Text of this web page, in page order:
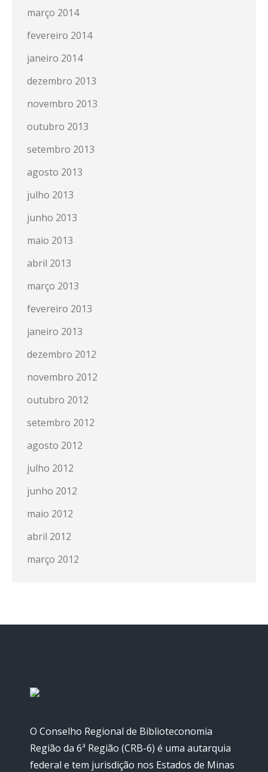
março 2014
fevereiro 2014
janeiro 2014
dezembro 2013
novembro 2013
outubro 2013
setembro 2013
agosto 2013
julho 2013
junho 2013
maio 2013
abril 2013
março 2013
fevereiro 2013
janeiro 2013
dezembro 2012
novembro 2012
outubro 2012
setembro 2012
agosto 2012
julho 2012
junho 2012
maio 2012
abril 2012
março 2012
O Conselho Regional de Biblioteconomia
Região da 6ª Região (CRB-6) é uma autarquia
federal e tem jurisdição nos Estados de Minas